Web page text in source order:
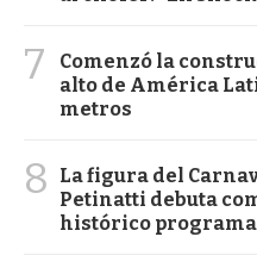
7
Comenzó la
alto de América
metros
8
La figura del
Petinatti debuta
histórico programa